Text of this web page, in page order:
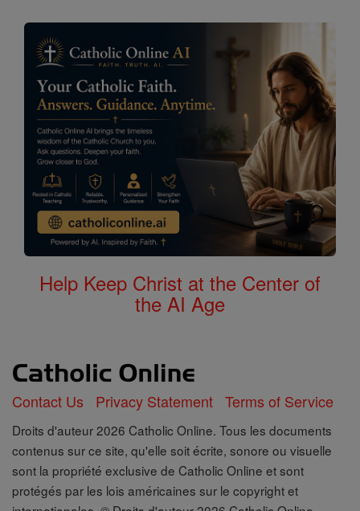
Help Keep Christ at the Center of
the AI Age
Contact Us Privacy Statement Terms of Service
Droits d'auteur 2026 Catholic Online. Tous les documents
contenus sur ce site, qu'elle soit écrite, sonore ou visuelle
sont la propriété exclusive de Catholic Online et sont
protégés par les lois américaines sur le copyright et